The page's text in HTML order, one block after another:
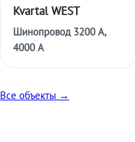
Kvartal WEST
Шинопровод 3200 А,
4000 А
Все объекты →